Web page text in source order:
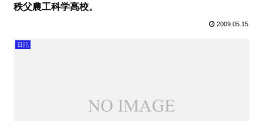
秩父農工科学高校。
2009.05.15
日記